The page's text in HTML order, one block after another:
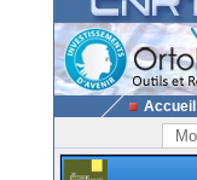
Accueil